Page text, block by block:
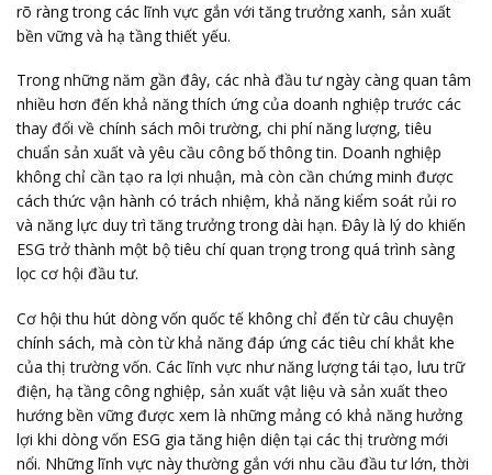
rõ ràng trong các lĩnh vực gắn với tăng trưởng xanh, sản xuất
bền vững và hạ tầng thiết yếu.
Trong những năm gần đây, các nhà đầu tư ngày càng quan tâm
nhiều hơn đến khả năng thích ứng của doanh nghiệp trước các
thay đổi về chính sách môi trường, chi phí năng lượng, tiêu
chuẩn sản xuất và yêu cầu công bố thông tin. Doanh nghiệp
không chỉ cần tạo ra lợi nhuận, mà còn cần chứng minh được
cách thức vận hành có trách nhiệm, khả năng kiểm soát rủi ro
và năng lực duy trì tăng trưởng trong dài hạn. Đây là lý do khiến
ESG trở thành một bộ tiêu chí quan trọng trong quá trình sàng
lọc cơ hội đầu tư.
Cơ hội thu hút dòng vốn quốc tế không chỉ đến từ câu chuyện
chính sách, mà còn từ khả năng đáp ứng các tiêu chí khắt khe
của thị trường vốn. Các lĩnh vực như năng lượng tái tạo, lưu trữ
điện, hạ tầng công nghiệp, sản xuất vật liệu và sản xuất theo
hướng bền vững được xem là những mảng có khả năng hưởng
lợi khi dòng vốn ESG gia tăng hiện diện tại các thị trường mới
nổi. Những lĩnh vực này thường gắn với nhu cầu đầu tư lớn, thời